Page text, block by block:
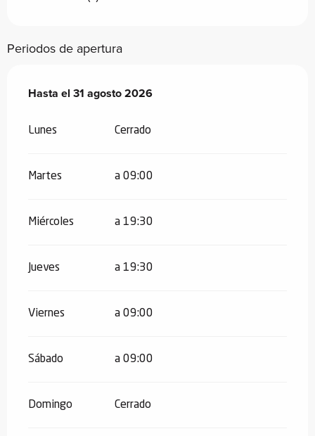
Periodos de apertura
Del13 julio 2026al31 agosto 2026
Hasta el 31 agosto 2026
Lunes Cerrado
Martes a 09:00
Miércoles a 19:30
Jueves a 19:30
Viernes a 09:00
Sábado a 09:00
Domingo Cerrado